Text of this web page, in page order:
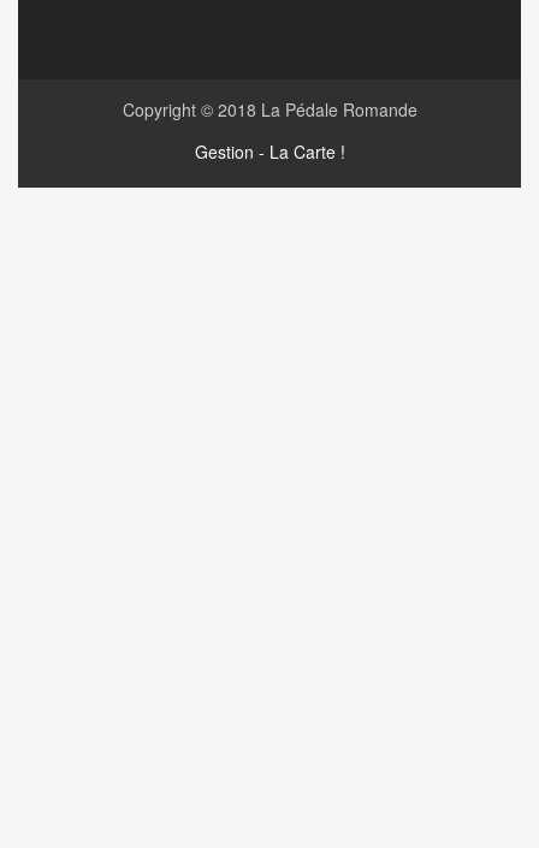
Copyright © 2018 La Pédale Romande
Gestion - La Carte !